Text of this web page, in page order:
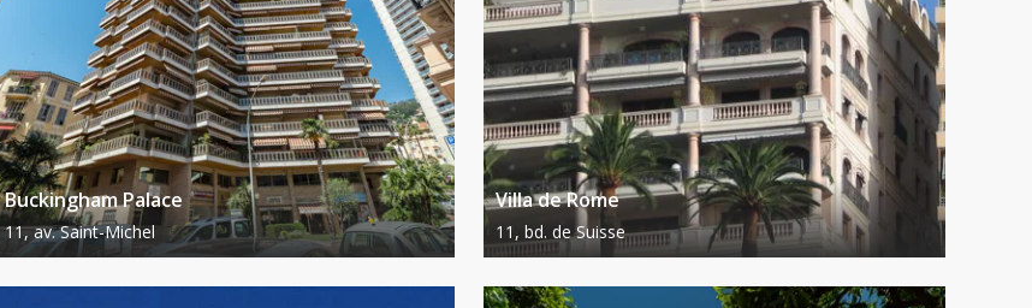
Buckingham Palace
11, av. Saint-Michel
Villa de Rome
11, bd. de Suisse